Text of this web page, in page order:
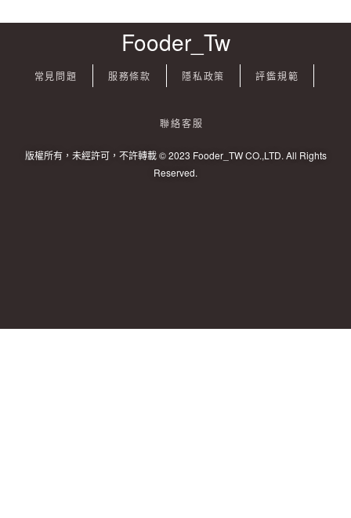
Fooder_Tw
常見問題 服務條款 隱私政策 評鑑規範
聯絡客服
版權所有，未經許可，不許轉載 © 2023 Fooder_TW CO.,LTD. All Rights
Reserved.